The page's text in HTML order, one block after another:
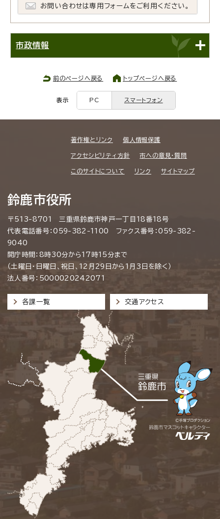
お問い合わせは専用フォームをご利用ください。
市政情報
前のページへ戻る トップページへ戻る
表示 PC スマートフォン
著作権とリンク 個人情報保護
アクセシビリティ方針 市への意見・質問
このサイトについて リンク サイトマップ
鈴鹿市役所
〒513-8701 三重県鈴鹿市神戸一丁目18番18号
代表電話番号：059-382-1100 ファクス番号：059-382-
9040
開庁時間：8時30分から17時15分まで
（土曜日・日曜日、祝日、12月29日から1月3日を除く）
法人番号：5000020242071
各課一覧 交通アクセス